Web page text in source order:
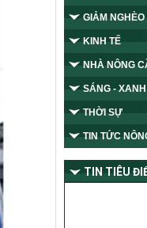
GIẢM
KINH TẾ
NHÀ NÔNG
SÁNG -
THỜI SỰ
TIN TỨC
TIN TIÊU